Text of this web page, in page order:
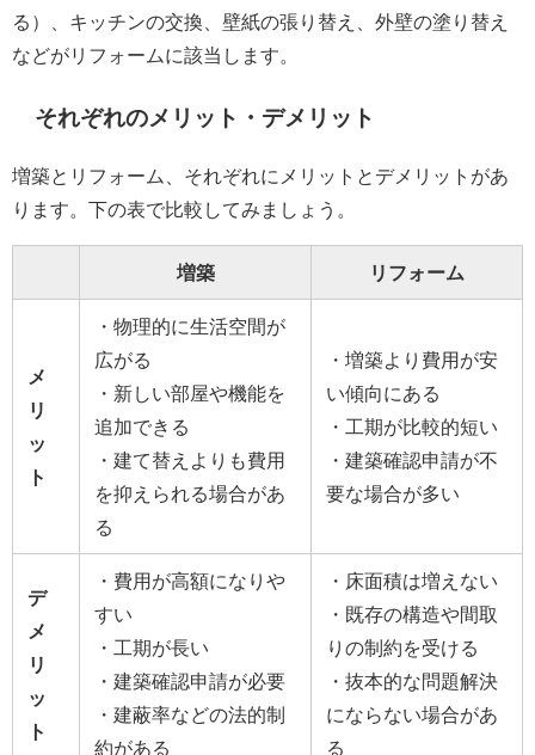
る）、キッチンの交換、壁紙の張り替え、外壁の塗り替え
などがリフォームに該当します。
それぞれのメリット・デメリット
増築とリフォーム、それぞれにメリットとデメリットがあ
ります。下の表で比較してみましょう。
増築 リフォーム
メ
リ
ッ
ト
・物理的に生活空間が
広がる
・新しい部屋や機能を
追加できる
・建て替えよりも費用
を抑えられる場合があ
る
・増築より費用が安
い傾向にある
・工期が比較的短い
・建築確認申請が不
要な場合が多い
デ
メ
リ
ッ
ト
・費用が高額になりや
すい
・工期が長い
・建築確認申請が必要
・建蔽率などの法的制
約がある
・床面積は増えない
・既存の構造や間取
りの制約を受ける
・抜本的な問題解決
にならない場合があ
る